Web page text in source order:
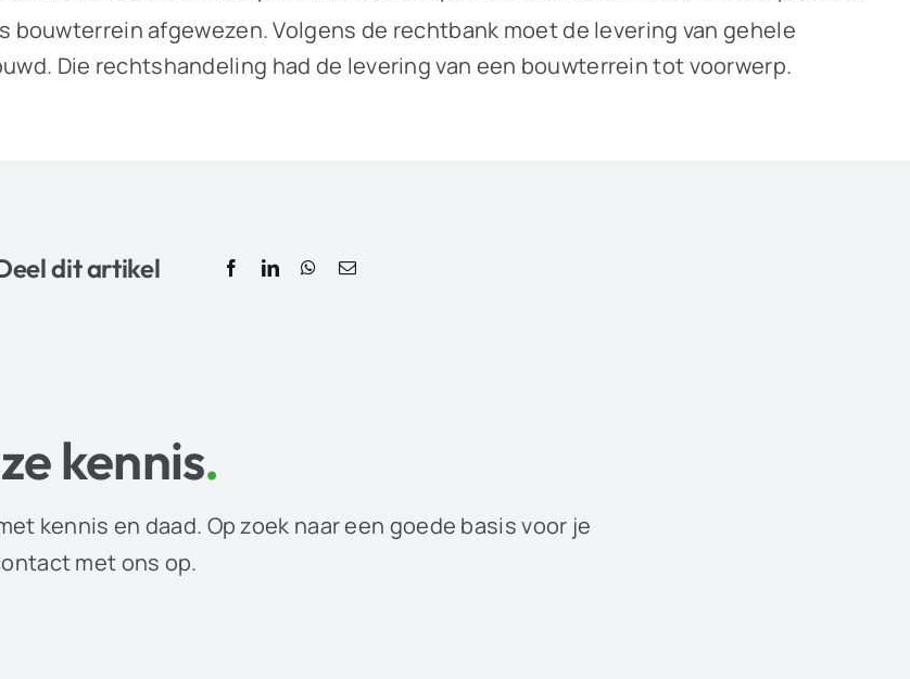
bouwterrein afgewezen. Volgens de rechtbank moet de levering van gehele
Die rechtshandeling had de levering van een bouwterrein tot voorwerp.
dit artikel
kennis.
kennis en daad. Op zoek naar een goede basis voor je
met ons op.